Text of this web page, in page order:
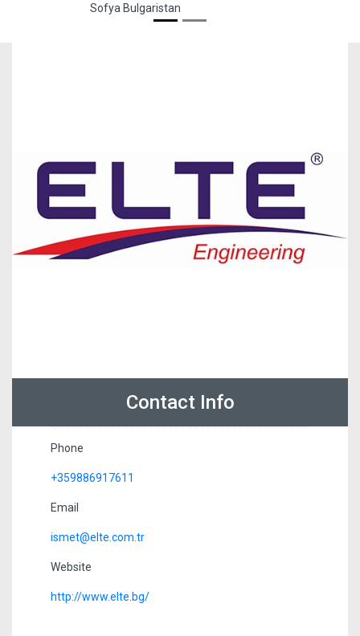
Sofya Bulgaristan
Contact Info
Phone
+359886917611
Email
ismet@elte.com.tr
Website
http://www.elte.bg/